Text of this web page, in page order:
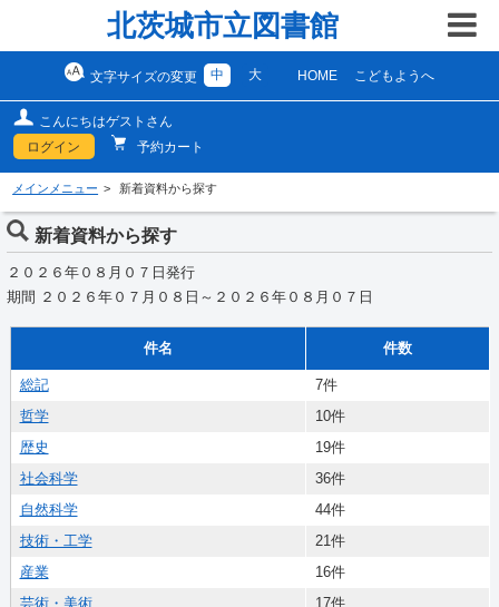
北茨城市立図書館
文字サイズの変更 中 大 HOME こどもようへ
こんにちはゲストさん
ログイン
予約カート
メインメニュー 新着資料から探す
新着資料から探す
２０２６年０８月０７日発行
期間 ２０２６年０７月０８日～２０２６年０８月０７日
件名 件数
総記
7件
哲学
10件
歴史
19件
社会科学
36件
自然科学
44件
技術・工学
21件
産業
16件
芸術・美術
17件